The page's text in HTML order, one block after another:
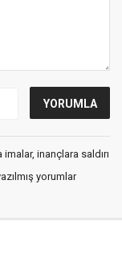
inançlara saldırı
yorumlar